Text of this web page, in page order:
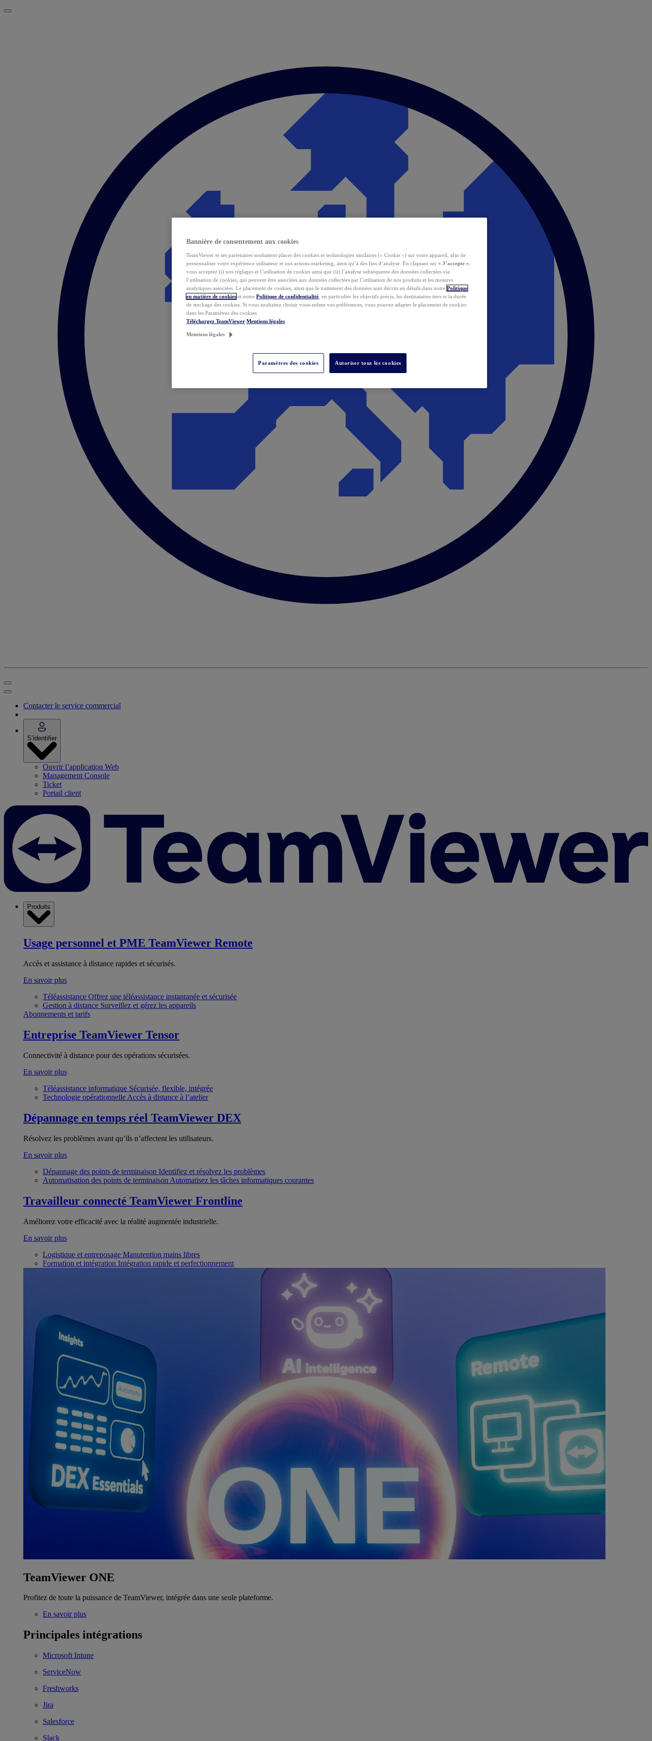
Contacter le service commercial
S’identifier
Ouvrir l’application Web
Management Console
Ticket
Portail client
Produits
Usage personnel et PME TeamViewer Remote
Accès et assistance à distance rapides et sécurisés.
En savoir plus
Téléassistance Offrez une téléassistance instantanée et sécurisée
Gestion à distance Surveillez et gérez les appareils
Abonnements et tarifs
Entreprise TeamViewer Tensor
Connectivité à distance pour des opérations sécurisées.
En savoir plus
Téléassistance informatique Sécurisée, flexible, intégrée
Technologie opérationnelle Accès à distance à l’atelier
Dépannage en temps réel TeamViewer DEX
Résolvez les problèmes avant qu’ils n’affectent les utilisateurs.
En savoir plus
Dépannage des points de terminaison Identifiez et résolvez les problèmes
Automatisation des points de terminaison Automatisez les tâches informatiques courantes
Travailleur connecté TeamViewer Frontline
Améliorez votre efficacité avec la réalité augmentée industrielle.
En savoir plus
Logistique et entreposage Manutention mains libres
Formation et intégration Intégration rapide et perfectionnement
TeamViewer ONE
Profitez de toute la puissance de TeamViewer, intégrée dans une seule plateforme.
En savoir plus
Principales intégrations
Microsoft Intune
ServiceNow
Freshworks
Jira
Salesforce
Slack
Bannière de consentement aux cookies
TeamViewer et ses partenaires souhaitent placer des cookies et technologies similaires (« Cookie ») sur votre appareil, afin de
personnaliser votre expérience utilisateur et nos actions marketing, ainsi qu’à des fins d’analyse. En cliquant sur « J’accepte »
vous acceptez (i) nos réglages et l’utilisation de cookies ainsi que (ii) l’analyse subséquente des données collectées via
l’utilisation de cookies, qui peuvent être associées aux données collectées par l’utilisation de nos produits et les mesures
analytiques associées. Le placement de cookies, ainsi que le traitement des données sont décrits en détails dans notre Politique
en matière de cookies et notre Politique de confidentialité , en particulier les objectifs précis, les destinataires tiers et la durée
de stockage des cookies. Si vous souhaitez choisir vous-même vos préférences, vous pouvez adapter le placement de cookies
dans les Paramètres des cookies.
Téléchargez TeamViewer Mentions légales
Mentions légales
Paramètres des cookies Autoriser tous les cookies